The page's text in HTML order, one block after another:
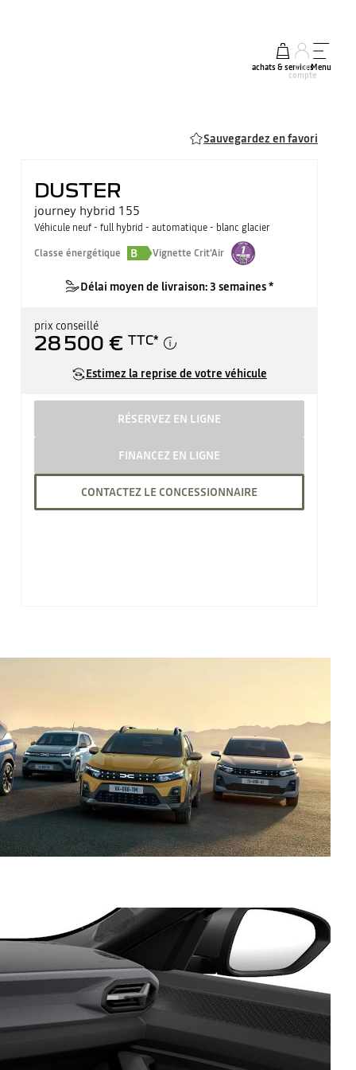
achats & services
mon
compte
Menu
Sauvegardez en favori
DUSTER
journey hybrid 155
Véhicule neuf - full hybrid - automatique - blanc glacier
Classe énergétique
B Vignette Crit'Air
Délai moyen de livraison: 3 semaines *
prix conseillé
28 500 € TTC*
Estimez la reprise de votre véhicule
RÉSERVEZ EN LIGNE
FINANCEZ EN LIGNE
CONTACTEZ LE CONCESSIONNAIRE